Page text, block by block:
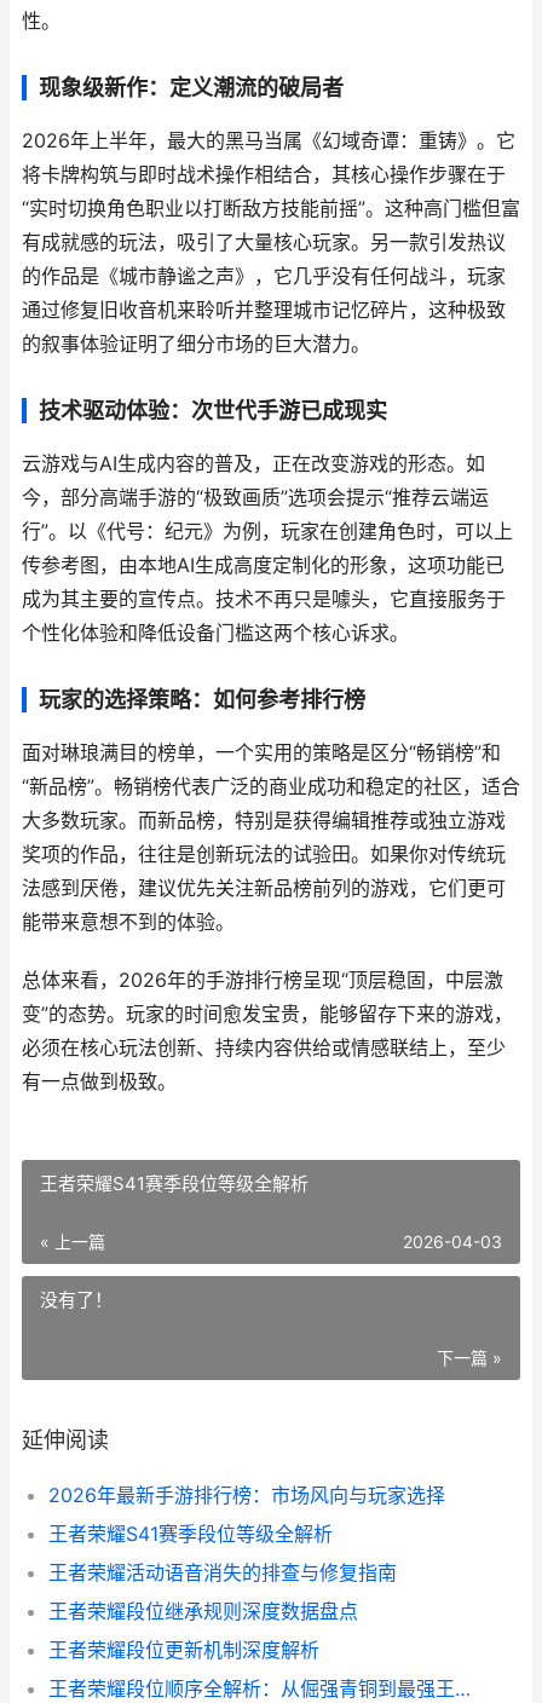
性。
现象级新作：定义潮流的破局者
2026年上半年，最大的黑马当属《幻域奇谭：重铸》。它
将卡牌构筑与即时战术操作相结合，其核心操作步骤在于
“实时切换角色职业以打断敌方技能前摇”。这种高门槛但富
有成就感的玩法，吸引了大量核心玩家。另一款引发热议
的作品是《城市静谧之声》，它几乎没有任何战斗，玩家
通过修复旧收音机来聆听并整理城市记忆碎片，这种极致
的叙事体验证明了细分市场的巨大潜力。
技术驱动体验：次世代手游已成现实
云游戏与AI生成内容的普及，正在改变游戏的形态。如
今，部分高端手游的“极致画质”选项会提示“推荐云端运
行”。以《代号：纪元》为例，玩家在创建角色时，可以上
传参考图，由本地AI生成高度定制化的形象，这项功能已
成为其主要的宣传点。技术不再只是噱头，它直接服务于
个性化体验和降低设备门槛这两个核心诉求。
玩家的选择策略：如何参考排行榜
面对琳琅满目的榜单，一个实用的策略是区分“畅销榜”和
“新品榜”。畅销榜代表广泛的商业成功和稳定的社区，适合
大多数玩家。而新品榜，特别是获得编辑推荐或独立游戏
奖项的作品，往往是创新玩法的试验田。如果你对传统玩
法感到厌倦，建议优先关注新品榜前列的游戏，它们更可
能带来意想不到的体验。
总体来看，2026年的手游排行榜呈现“顶层稳固，中层激
变”的态势。玩家的时间愈发宝贵，能够留存下来的游戏，
必须在核心玩法创新、持续内容供给或情感联结上，至少
有一点做到极致。
王者荣耀S41赛季段位等级全解析
« 上一篇 2026-04-03
没有了！
下一篇 »
延伸阅读
2026年最新手游排行榜：市场风向与玩家选择
王者荣耀S41赛季段位等级全解析
王者荣耀活动语音消失的排查与修复指南
王者荣耀段位继承规则深度数据盘点
王者荣耀段位更新机制深度解析
王者荣耀段位顺序全解析：从倔强青铜到最强王者